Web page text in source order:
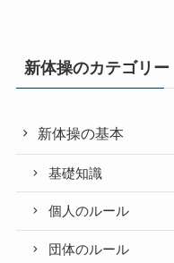
新体操のカテゴリー
新体操の基本
基礎知識
個人のルール
団体のルール